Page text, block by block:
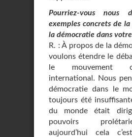
Pourriez-vous nous
exemples concrets de
la démocratie dans
R. : À propos de la
voulons étendre le
le mouvement
international. Nous
démocratie dans le
toujours été
du monde était
pouvoirs
aujourd’hui cela